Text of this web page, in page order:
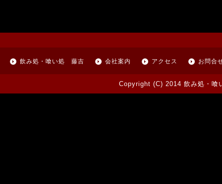
飲み処・喰い処 藤吉 会社案内 アクセス お問合
Copyright (C) 2014 飲み処・